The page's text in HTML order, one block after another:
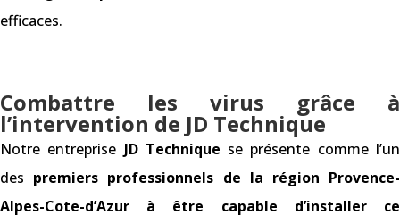
efficaces.
Combattre les virus grâce à
l’intervention de JD Technique
Notre entreprise JD Technique se présente comme l’un
des premiers professionnels de la région Provence-
Alpes-Cote-d’Azur à être capable d’installer ce